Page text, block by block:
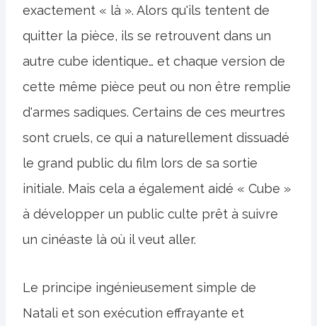
exactement « là ». Alors qu'ils tentent de
quitter la pièce, ils se retrouvent dans un
autre cube identique… et chaque version de
cette même pièce peut ou non être remplie
d'armes sadiques. Certains de ces meurtres
sont cruels, ce qui a naturellement dissuadé
le grand public du film lors de sa sortie
initiale. Mais cela a également aidé « Cube »
à développer un public culte prêt à suivre
un cinéaste là où il veut aller.
Le principe ingénieusement simple de
Natali et son exécution effrayante et